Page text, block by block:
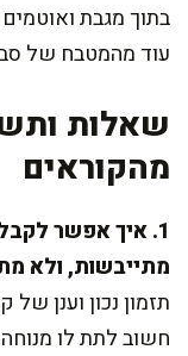
בתוך מגבת
עוד מהמטבח של
שאלות
מהקוראים
1. איך אפשר
מתייבשות, ולא
תזמון נכון וענן